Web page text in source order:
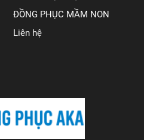
ĐỒNG PHỤC MẦM NON
Liên hệ